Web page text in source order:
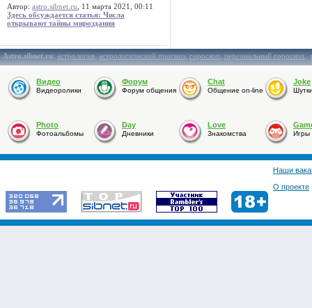
Автор: astro.sibnet.ru , 11 марта 2021, 00:11
Здесь обсуждается статья: Числа
открывают тайны мироздания
Astro.sibnet.ru:астрология,астрологический прогноз,гороскоп,персональный гороскоп,
Видео
Видеоролики
Форум
Форум общения
Chat
Общение on-line
Joke
Photo
Фотоальбомы
Day
Дневники
Love
Знакомства Игры
Наши
О проекте